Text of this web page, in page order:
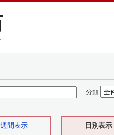
分類
週間表示 日別表示